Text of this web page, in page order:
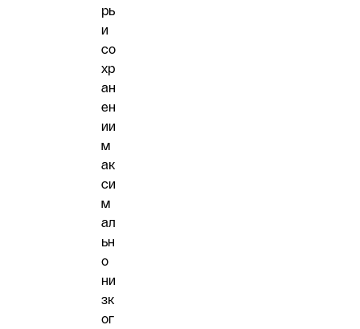
рь
и
со
хр
ан
ен
ии
м
ак
си
м
ал
ьн
о
ни
зк
ог